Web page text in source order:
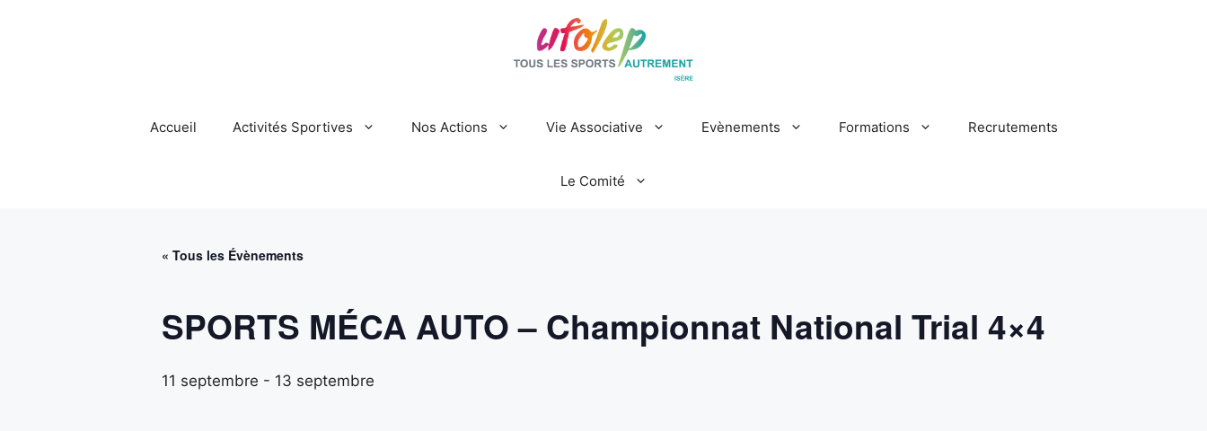
Accueil Activités Sportives Nos Actions Vie Associative Evènements Formations Recrutements
Le Comité
« Tous les Évènements
SPORTS MÉCA AUTO – Championnat National Trial 4×4
11 septembre - 13 septembre